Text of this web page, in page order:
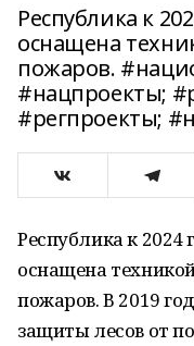
Республика к
оснащена
пожаров.
#нацпроекты;
#регпроекты;
Республика к 2024
оснащена
пожаров. В 2019
защиты лесов от